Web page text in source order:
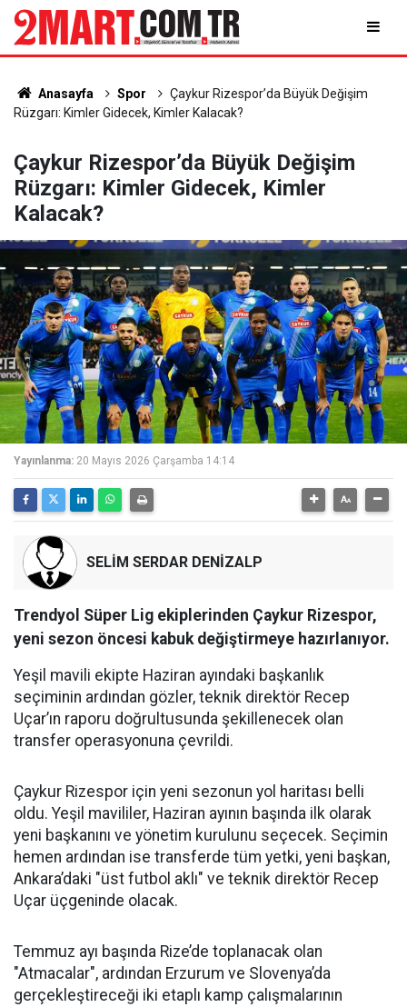
Anasayfa Spor
Çaykur Rizespor’da Büyük Değişim
Rüzgarı: Kimler Gidecek, Kimler Kalacak?
Çaykur Rizespor’da Büyük Değişim
Rüzgarı: Kimler Gidecek, Kimler
Kalacak?
Yayınlanma: 20 Mayıs 2026 Çarşamba 14:14
SELİM SERDAR DENİZALP
Trendyol Süper Lig ekiplerinden Çaykur Rizespor,
yeni sezon öncesi kabuk değiştirmeye hazırlanıyor.
Yeşil mavili ekipte Haziran ayındaki başkanlık
seçiminin ardından gözler, teknik direktör Recep
Uçar’ın raporu doğrultusunda şekillenecek olan
transfer operasyonuna çevrildi.
Çaykur Rizespor için yeni sezonun yol haritası belli
oldu. Yeşil mavililer, Haziran ayının başında ilk olarak
yeni başkanını ve yönetim kurulunu seçecek. Seçimin
hemen ardından ise transferde tüm yetki, yeni başkan,
Ankara’daki "üst futbol aklı" ve teknik direktör Recep
Uçar üçgeninde olacak.
Temmuz ayı başında Rize’de toplanacak olan
"Atmacalar", ardından Erzurum ve Slovenya’da
gerçekleştireceği iki etaplı kamp çalışmalarının